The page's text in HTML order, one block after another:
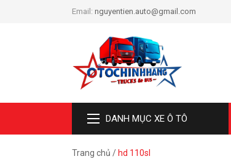
Email: nguyentien.auto@gmail.com
DANH MỤC XE Ô TÔ
Trang chủ / hd 110sl